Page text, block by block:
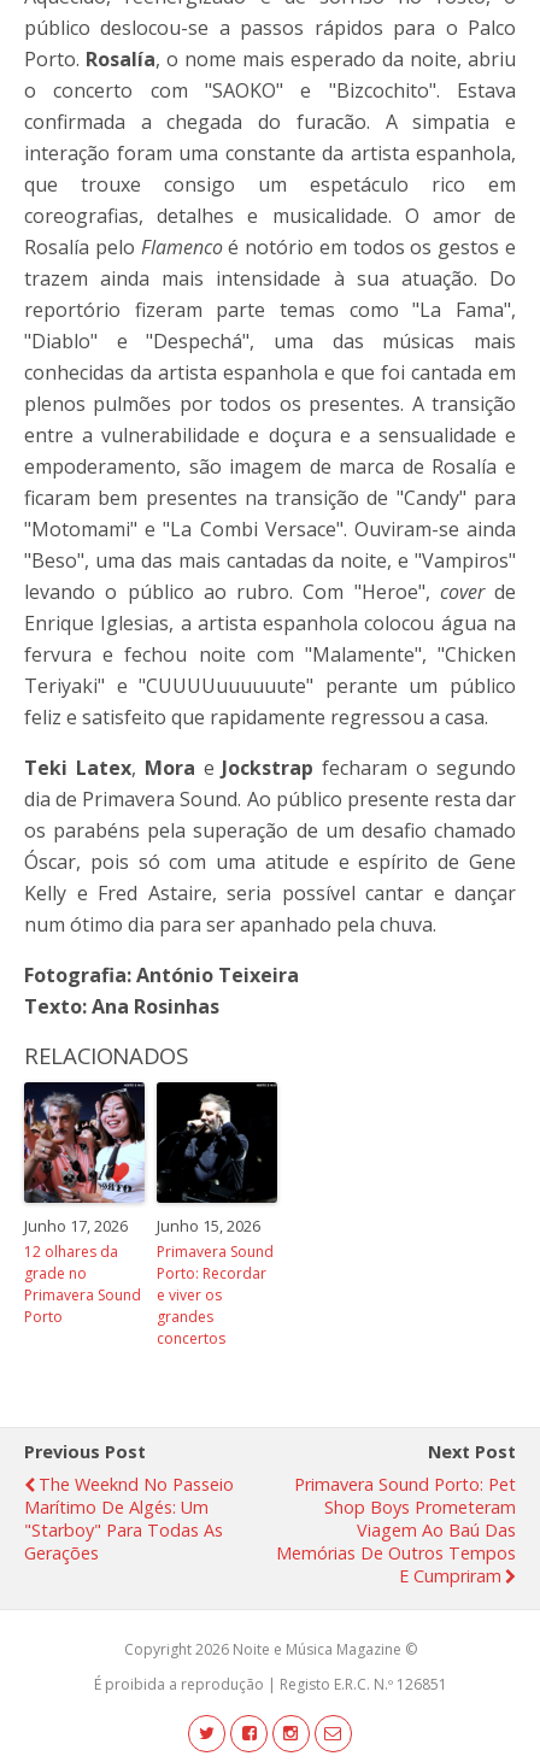
público deslocou-se a passos rápidos para o Palco
Porto. Rosalía, o nome mais esperado da noite, abriu
o concerto com "SAOKO" e "Bizcochito". Estava
confirmada a chegada do furacão. A simpatia e
interação foram uma constante da artista espanhola,
que trouxe consigo um espetáculo rico em
coreografias, detalhes e musicalidade. O amor de
Rosalía pelo Flamencoé notório em todos os gestos e
trazem ainda mais intensidade à sua atuação. Do
reportório fizeram parte temas como "La Fama",
"Diablo" e "Despechá", uma das músicas mais
conhecidas da artista espanhola e que foi cantada em
plenos pulmões por todos os presentes. A transição
entre a vulnerabilidade e doçura e a sensualidade e
empoderamento, são imagem de marca de Rosalía e
ficaram bem presentes na transição de "Candy" para
"Motomami" e "La Combi Versace". Ouviram-se ainda
"Beso", uma das mais cantadas da noite, e "Vampiros"
levando o público ao rubro. Com "Heroe", coverde
Enrique Iglesias, a artista espanhola colocou água na
fervura e fechou noite com "Malamente", "Chicken
Teriyaki" e "CUUUUuuuuuute" perante um público
feliz e satisfeito que rapidamente regressou a casa.
Teki Latex, Mora e Jockstrap fecharam o segundo
dia de Primavera Sound. Ao público presente resta dar
os parabéns pela superação de um desafio chamado
Óscar, pois só com uma atitude e espírito de Gene
Kelly e Fred Astaire, seria possível cantar e dançar
num ótimo dia para ser apanhado pela chuva.
Fotografia: António Teixeira
Texto: Ana Rosinhas
RELACIONADOS
Junho 17, 2026
12 olhares da
grade no
Primavera Sound
Porto
Junho 15, 2026
Primavera Sound
Porto: Recordar
e viver os
grandes
concertos
Previous Post
The Weeknd No Passeio
Marítimo De Algés: Um
"Starboy" Para Todas As
Gerações
Next Post
Primavera Sound Porto: Pet
Shop Boys Prometeram
Viagem Ao Baú Das
Memórias De Outros Tempos
E Cumpriram
Copyright 2026 Noite e Música Magazine ©
É proibida a reprodução | Registo E.R.C. N.º 126851